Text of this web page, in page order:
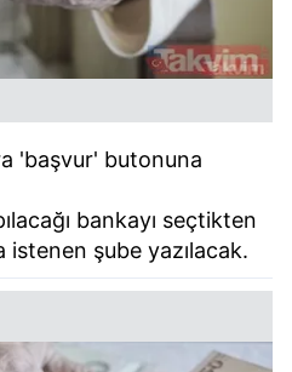
'başvur' butonuna
bankayı seçtikten
istenen şube yazılacak.